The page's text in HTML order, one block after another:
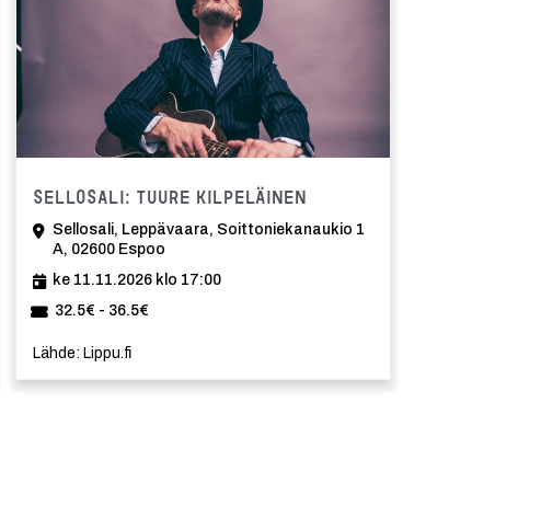
Sellosali: Tuure Kilpeläinen
Sellosali, Leppävaara, Soittoniekanaukio 1
A, 02600 Espoo
ke 11.11.2026 klo 17:00
32.5€ - 36.5€
Lähde: Lippu.fi